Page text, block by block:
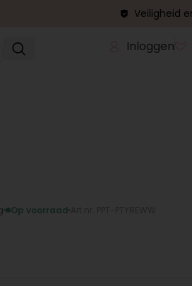
Veiligheid
Inloggen
Op voorraad